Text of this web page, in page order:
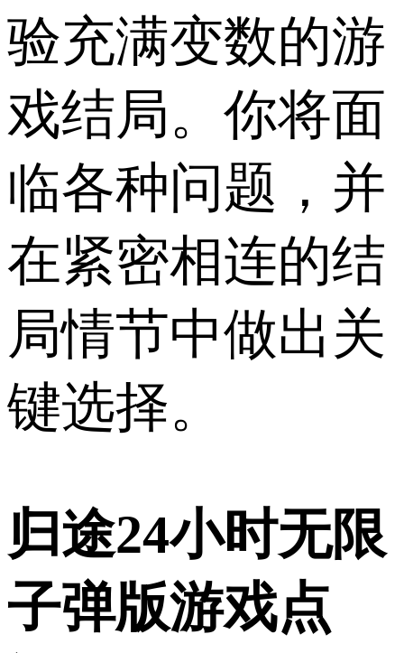
验充满变数的游
戏结局。你将面
临各种问题，并
在紧密相连的结
局情节中做出关
键选择。
归途24小时无限
子弹版游戏点